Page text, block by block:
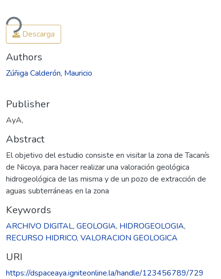
Descarga
Authors
Zúñiga Calderón, Mauricio
Publisher
AyA,
Abstract
El objetivo del estudio consiste en visitar la zona de Tacanís
de Nicoya, para hacer realizar una valoración geológica
hidrogeológica de las misma y de un pozo de extracción de
aguas subterráneas en la zona
Keywords
ARCHIVO DIGITAL, GEOLOGIA, HIDROGEOLOGIA,
RECURSO HIDRICO, VALORACION GEOLOGICA
URI
https://dspaceaya.igniteonline.la/handle/123456789/729